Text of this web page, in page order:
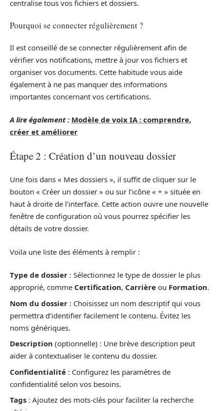
centralise tous vos fichiers et dossiers.
Pourquoi se connecter régulièrement ?
Il est conseillé de se connecter régulièrement afin de
vérifier vos notifications, mettre à jour vos fichiers et
organiser vos documents. Cette habitude vous aide
également à ne pas manquer des informations
importantes concernant vos certifications.
A lire également : Modèle de voix IA : comprendre,
créer et améliorer
Étape 2 : Création d’un nouveau dossier
Une fois dans « Mes dossiers », il suffit de cliquer sur le
bouton « Créer un dossier » ou sur l’icône « + » située en
haut à droite de l’interface. Cette action ouvre une nouvelle
fenêtre de configuration où vous pourrez spécifier les
détails de votre dossier.
Voila une liste des éléments à remplir :
Type de dossier : Sélectionnez le type de dossier le plus
approprié, comme Certification, Carrière ou Formation.
Nom du dossier : Choisissez un nom descriptif qui vous
permettra d’identifier facilement le contenu. Évitez les
noms génériques.
Description (optionnelle) : Une brève description peut
aider à contextualiser le contenu du dossier.
Confidentialité : Configurez les paramètres de
confidentialité selon vos besoins.
Tags : Ajoutez des mots-clés pour faciliter la recherche